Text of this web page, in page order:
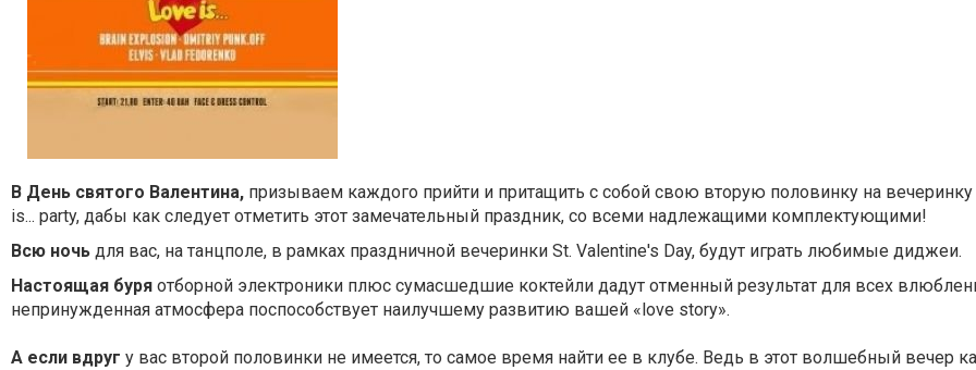
В День святого Валентина, призываем каждого прийти и притащить с собой свою вторую половинку на вечеринку
is... party, дабы как следует отметить этот замечательный праздник, со всеми надлежащими комплектующими!
Всю ночь для вас, на танцполе, в рамках праздничной вечеринки St. Valentine's Day, будут играть любимые диджеи.
Настоящая буря отборной электроники плюс сумасшедшие коктейли дадут отменный результат для всех
непринужденная атмосфера поспособствует наилучшему развитию вашей «love story».
A если вдруг у вас второй половинки не имеется, то самое время найти ее в клубе. Ведь в этот волшебный вечер